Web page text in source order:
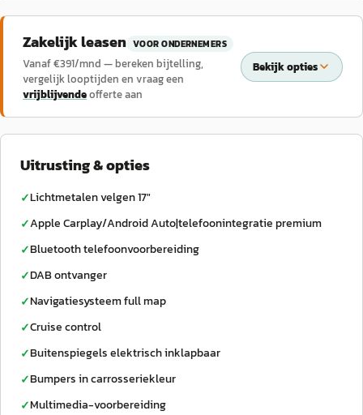
Zakelijk leasen VOOR ONDERNEMERS
Vanaf €391/mnd — bereken bijtelling,
vergelijk looptijden en vraag een
vrijblijvendeofferte aan
Bekijk opties
Uitrusting & opties
✓Lichtmetalen velgen 17"
✓Apple Carplay/Android Auto|telefoonintegratie premium
✓Bluetooth telefoonvoorbereiding
✓DAB ontvanger
✓Navigatiesysteem full map
✓Cruise control
✓Buitenspiegels elektrisch inklapbaar
✓Bumpers in carrosseriekleur
✓Multimedia-voorbereiding